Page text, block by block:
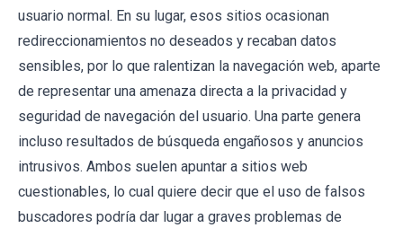
usuario normal. En su lugar, esos sitios ocasionan
redireccionamientos no deseados y recaban datos
sensibles, por lo que ralentizan la navegación web, aparte
de representar una amenaza directa a la privacidad y
seguridad de navegación del usuario. Una parte genera
incluso resultados de búsqueda engañosos y anuncios
intrusivos. Ambos suelen apuntar a sitios web
cuestionables, lo cual quiere decir que el uso de falsos
buscadores podría dar lugar a graves problemas de